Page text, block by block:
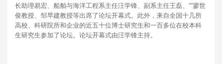
长助理易宏、船舶与海洋工程系主任汪学锋、副系主任王磊、“”廖世
俊教授、邹早建教授等出席了论坛开幕式。此外，来自全国十几所
高校、科研院所和企业的近五十位博士研究生和一百多位在校本科
生研究生参加了论坛。论坛开幕式由汪学锋主持。